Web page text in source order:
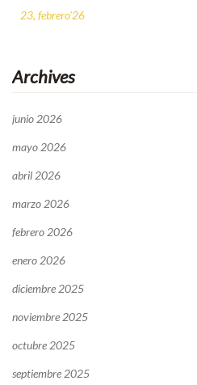
23, febrero'26
Archives
junio 2026
mayo 2026
abril 2026
marzo 2026
febrero 2026
enero 2026
diciembre 2025
noviembre 2025
octubre 2025
septiembre 2025